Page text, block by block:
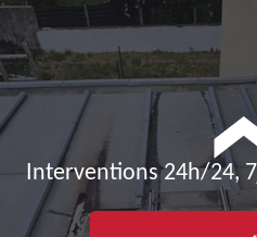
Interventions 24h/24,